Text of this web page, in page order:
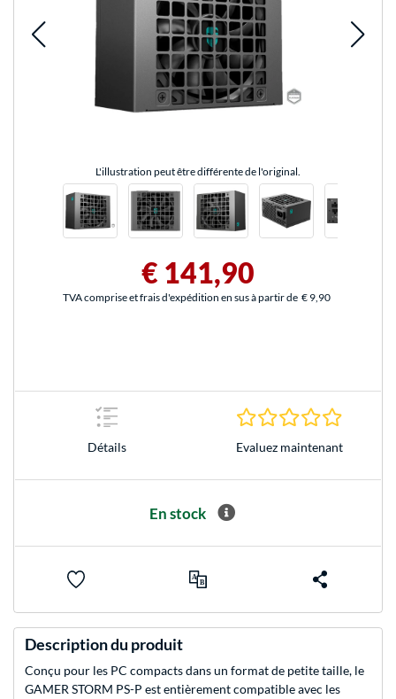
L'illustration peut être différente de l'original.
€ 141,90
TVA comprise et frais d'expédition en sus à partir de € 9,90
Détails Evaluez maintenant
En stock
Description du produit
Conçu pour les PC compacts dans un format de petite taille, le
GAMER STORM PS-P est entièrement compatible avec les